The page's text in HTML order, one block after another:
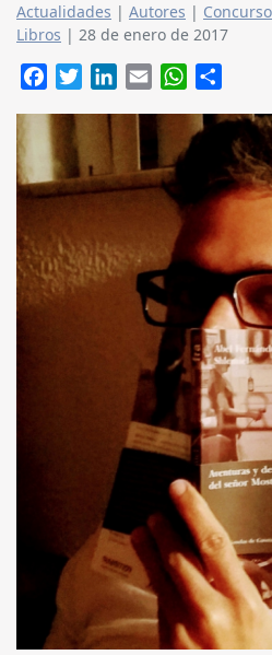
Actualidades | Autores |
Libros | 28 de enero de 2017
FacebookTwitterLinkedIn
Email WhatsApp